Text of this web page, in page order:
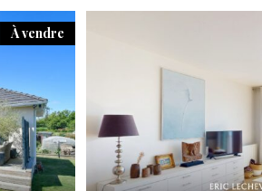
À vendre